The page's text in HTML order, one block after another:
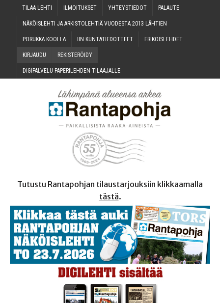
TILAA LEH­TI ILMOI­TUK­SET YHTEYS­TIE­DOT PALAU­TE
NÄKÖIS­LEH­TI JA ARKIS­TO­LEH­TIÄ VUO­DES­TA 2013 LÄHTIEN
PORUK­KA KOOLLA IIN KUN­TA­TIE­DOT­TEET ERI­KOIS­LEH­DET
KIR­JAU­DU REKIS­TE­RÖI­DY
DIGI­PAL­VE­LU PAPE­RI­LEH­DEN TILAAJALLE
Tutustu Rantapohjan tilaustarjouksiin klikkaamalla
tästä.